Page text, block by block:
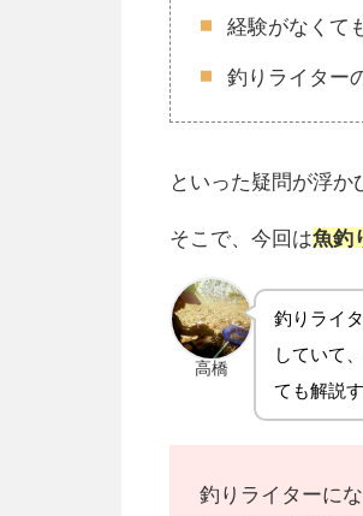
経験がなくて
釣りライター
といった疑問が浮か
そこで、今回は魚釣
高橋
釣りライ
していて
ても解説
釣りライターに